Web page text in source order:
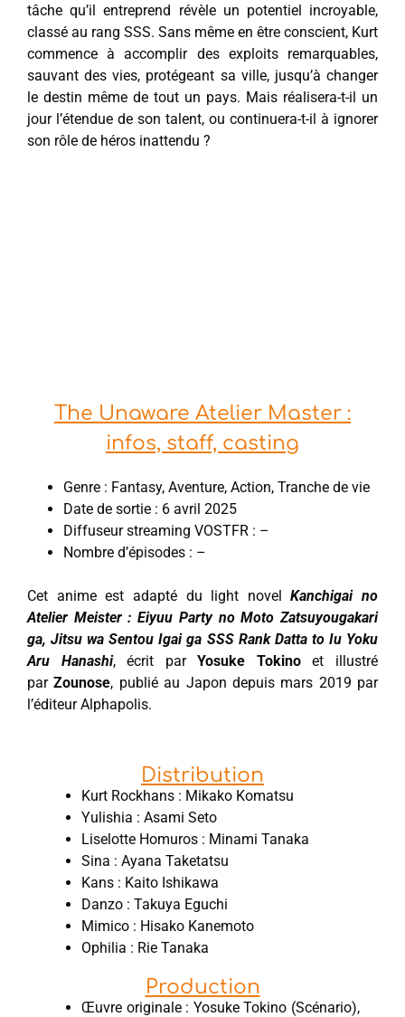
tâche qu’il entreprend révèle un potentiel incroyable,
classé au rang SSS. Sans même en être conscient, Kurt
commence à accomplir des exploits remarquables,
sauvant des vies, protégeant sa ville, jusqu’à changer
le destin même de tout un pays. Mais réalisera-t-il un
jour l’étendue de son talent, ou continuera-t-il à ignorer
son rôle de héros inattendu ?
The Unaware Atelier Master :
infos, staff, casting
Genre : Fantasy, Aventure, Action, Tranche de vie
Date de sortie : 6 avril 2025
Diffuseur streaming VOSTFR : –
Nombre d’épisodes : –
Cet anime est adapté du light novelKanchigai no
Atelier Meister : Eiyuu Party no Moto Zatsuyougakari
ga, Jitsu wa Sentou Igai ga SSS Rank Datta to Iu Yoku
Aru Hanashi, écrit parYosuke Tokinoet illustré
parZounose, publié au Japon depuis mars 2019 par
l’éditeur Alphapolis.
Distribution
Kurt Rockhans : Mikako Komatsu
Yulishia : Asami Seto
Liselotte Homuros : Minami Tanaka
Sina : Ayana Taketatsu
Kans : Kaito Ishikawa
Danzo : Takuya Eguchi
Mimico : Hisako Kanemoto
Ophilia : Rie Tanaka
Production
Œuvre originale : Yosuke Tokino (Scénario),